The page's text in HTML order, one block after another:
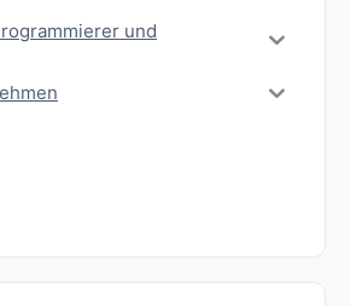
und